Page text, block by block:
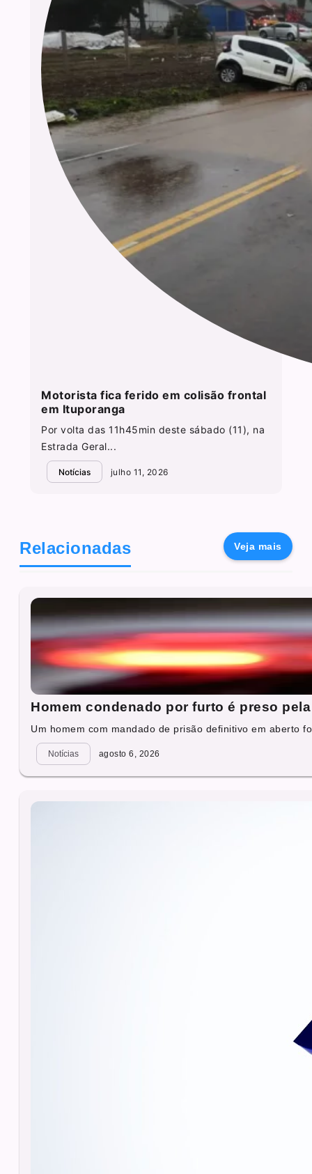
Motorista fica ferido em colisão frontal
em Ituporanga
Por volta das 11h45min deste sábado (11), na
Estrada Geral...
Notícias julho 11, 2026
Relacionadas Veja mais
Homem condenado por furto é preso
Um homem com mandado de prisão definitivo em aberto
Notícias agosto 6, 2026